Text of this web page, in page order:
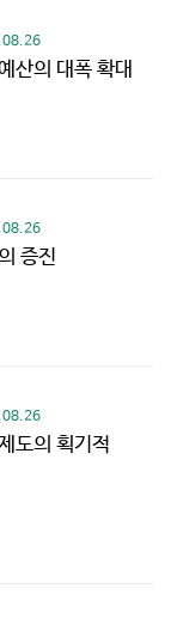
산의 대폭 확대
증진
도의 획기적